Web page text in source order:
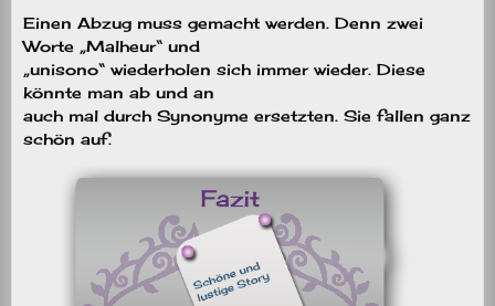
Einen Abzug muss gemacht werden. Denn zwei
Worte „Malheur“ und
„unisono“ wiederholen sich immer wieder. Diese
könnte man ab und an
auch mal durch Synonyme ersetzten. Sie fallen ganz
schön auf.